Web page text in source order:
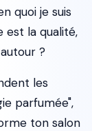
quoi je suis
est la qualité,
?
les
parfumée",
ton salon